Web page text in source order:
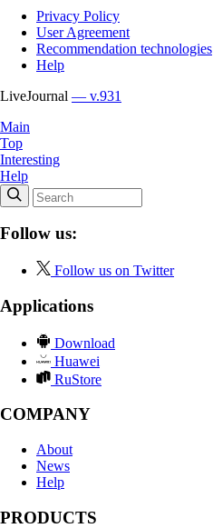
Privacy Policy
User Agreement
Recommendation technologies
Help
LiveJournal — v.931
Main
Top
Interesting
Help
Follow us:
Follow us on Twitter
Applications
Download
Huawei
RuStore
COMPANY
About
News
Help
PRODUCTS